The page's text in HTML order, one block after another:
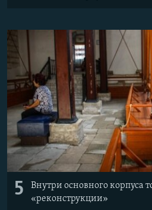
5
Внутри основного корпуса
«реконструкции»